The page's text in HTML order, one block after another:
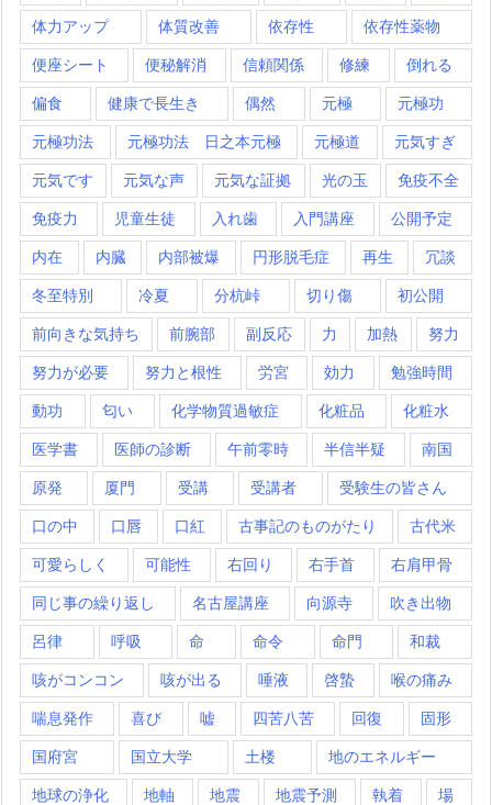
体力アップ 体質改善 依存性 依存性薬物
便座シート 便秘解消 信頼関係 修練 倒れる
偏食 健康で長生き 偶然 元極 元極功
元極功法 元極功法 日之本元極 元極道 元気すぎ
元気です 元気な声 元気な証拠 光の玉 免疫不全
免疫力 児童生徒 入れ歯 入門講座 公開予定
内在 内臓 内部被爆 円形脱毛症 再生 冗談
冬至特別 冷夏 分杭峠 切り傷 初公開
前向きな気持ち 前腕部 副反応 力 加熱 努力
努力が必要 努力と根性 労宮 効力 勉強時間
動功 匂い 化学物質過敏症 化粧品 化粧水
医学書 医師の診断 午前零時 半信半疑 南国
原発 厦門 受講 受講者 受験生の皆さん
口の中 口唇 口紅 古事記のものがたり 古代米
可愛らしく 可能性 右回り 右手首 右肩甲骨
同じ事の繰り返し 名古屋講座 向源寺 吹き出物
呂律 呼吸 命 命令 命門 和裁
咳がコンコン 咳が出る 唾液 啓蟄 喉の痛み
喘息発作 喜び 嘘 四苦八苦 回復 固形
国府宮 国立大学 土楼 地のエネルギー
地球の浄化 地軸 地震 地震予測 執着 場